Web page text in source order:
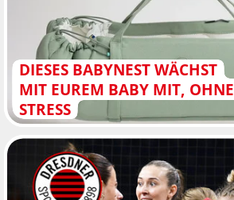
DIESES BABYNEST WÄCHST
MIT EUREM BABY MIT, OHNE
STRESS